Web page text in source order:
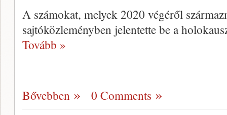
A számokat, melyek 2020 végéről
sajtóközleményben jelentette be a
Tovább »
Bővebben 0 Comments